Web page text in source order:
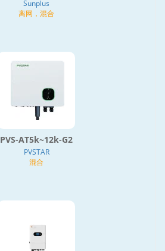
Sunplus
离网，混合
PVS-AT5k~12k-G2
PVSTAR
混合